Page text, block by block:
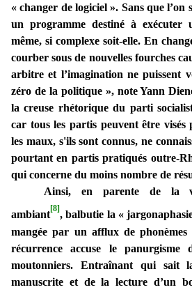
« changer de logiciel ». Sans que l’on
un programme destiné à exécuter
même, si complexe soit-elle. En
courber sous de nouvelles fourches
arbitre et l’imagination ne puissent
zéro de la politique », note Yann
la creuse rhétorique du parti
car tous les partis peuvent être
les maux, s'ils sont connus, ne
pourtant en partis pratiqués outre-
qui concerne du moins nombre de
Ainsi, en parente de la
ambiant[8], balbutie la «
mangée par un afflux de
récurrence accuse le panurgisme
moutonniers. Entraînant qui sait
manuscrite et de la lecture d’un